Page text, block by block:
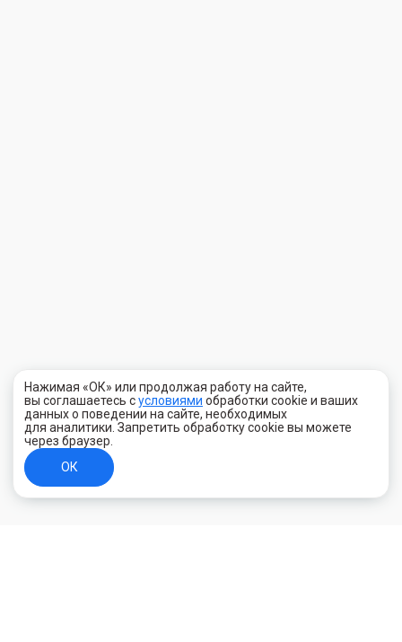
Нажимая «ОК» или продолжая работу на сайте,
вы соглашаетесь сусловиями обработки cookie и ваших
данных о поведении на сайте, необходимых
для аналитики. Запретить обработку cookie вы можете
через браузер.
ОК